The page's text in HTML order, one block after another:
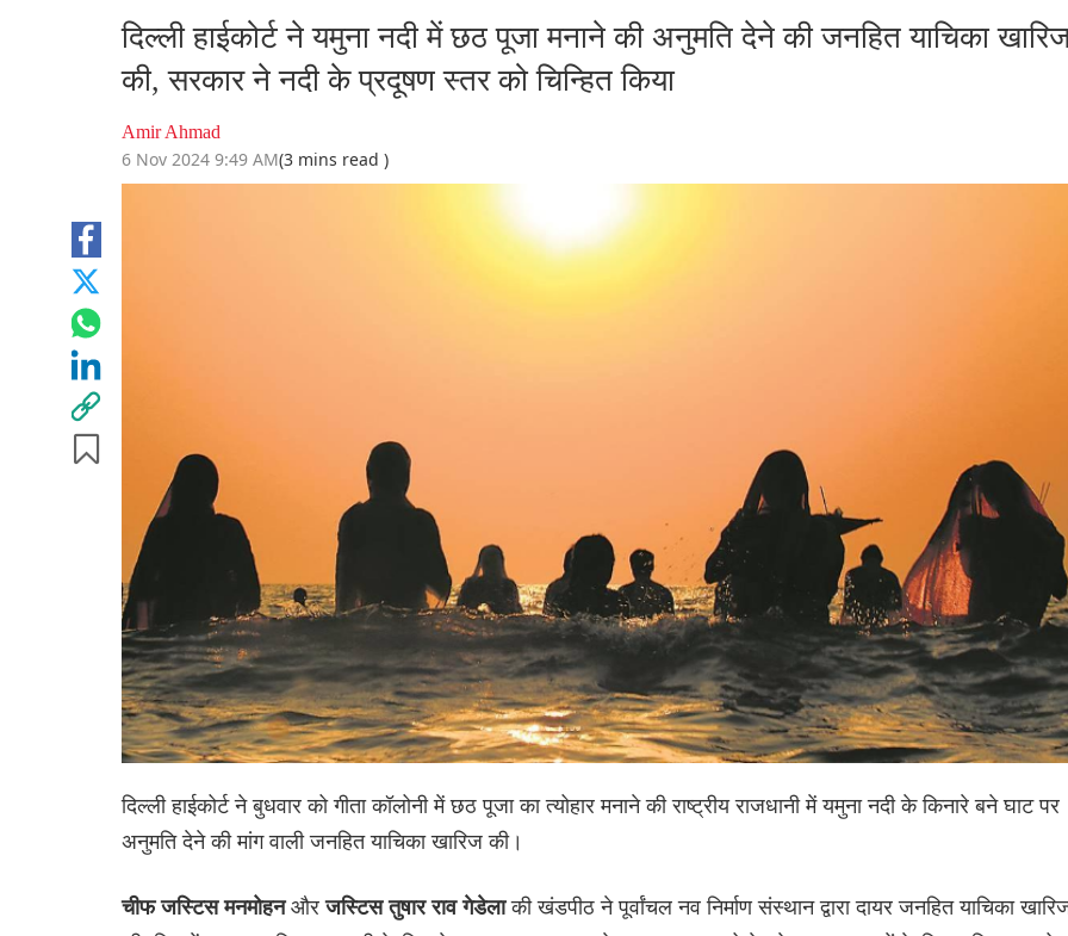
दिल्ली हाईकोर्ट ने यमुना नदी में छठ पूजा मनाने की अनुमति देने की जनहित याचिका
की, सरकार ने नदी के प्रदूषण स्तर को चिन्हित किया
Amir Ahmad
6 Nov 2024 9:49 AM(3 mins read )
दिल्ली हाईकोर्ट ने बुधवार को गीता कॉलोनी में छठ पूजा का त्योहार मनाने की राष्ट्रीय राजधानी में यमुना नदी के किनारे बने घाट पर
अनुमति देने की मांग वाली जनहित याचिका खारिज की।
चीफ जस्टिस मनमोहनऔरजस्टिस तुषार राव गेडेलाकी खंडपीठ ने पूर्वांचल नव निर्माण संस्थान द्वारा दायर जनहित याचिका